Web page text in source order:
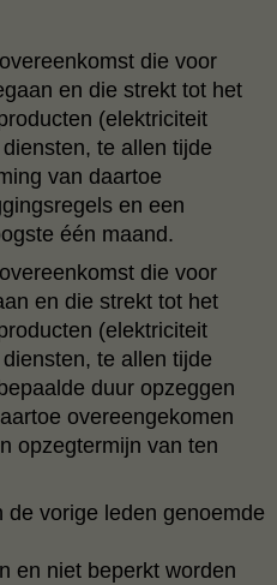
die voor
en die strekt tot het
(elektriciteit
te allen tijde
van daartoe
en een
één maand.
die voor
en die strekt tot het
(elektriciteit
te allen tijde
duur opzeggen
overeengekomen
opzegtermijn van ten
de vorige leden genoemde
en niet beperkt worden